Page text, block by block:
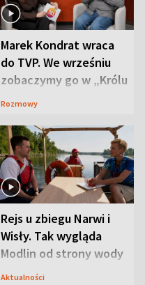
Marek Kondrat wraca
do TVP. We wrześniu
zobaczymy go w „Królu
Maciusiu I”
Rozmowy
Rejs u zbiegu Narwi i
Wisły. Tak wygląda
Modlin od strony wody
Aktualności